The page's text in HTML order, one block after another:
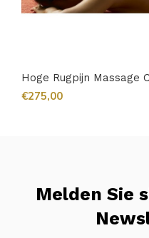
Hoge Rugpijn Massage
€275,00
Melden Sie